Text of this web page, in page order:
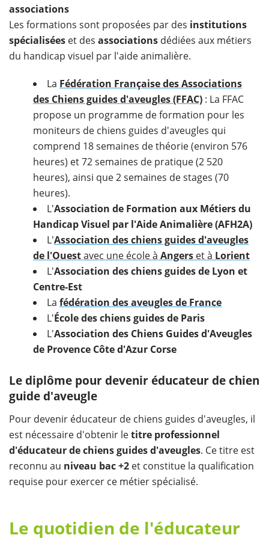
associations
Les formations sont proposées par des institutions
spécialisées et des associations dédiées aux métiers
du handicap visuel par l'aide animalière.
La Fédération Française des Associations
des Chiens guides d'aveugles(FFAC) : La FFAC
propose un programme de formation pour les
moniteurs de chiens guides d'aveugles qui
comprend 18 semaines de théorie (environ 576
heures) et 72 semaines de pratique (2 520
heures), ainsi que 2 semaines de stages (70
heures).
L'Association de Formation aux Métiers du
Handicap Visuel par l'Aide Animalière (AFH2A)
L'Association des chiens guides d'aveugles
de l'Ouestavec une école à Angers et à Lorient
L'Association des chiens guides de Lyon et
Centre-Est
La fédération des aveugles de France
L'École des chiens guides de Paris
L'Association des Chiens Guides d'Aveugles
de Provence Côte d'Azur Corse
Le diplôme pour devenir éducateur de chien
guide d'aveugle
Pour devenir éducateur de chiens guides d'aveugles, il
est nécessaire d'obtenir letitre professionnel
d'éducateur de chiens guides d'aveugles. Ce titre est
reconnu au niveau bac +2 et constitue la qualification
requise pour exercer ce métier spécialisé.
Le quotidien de l'éducateur